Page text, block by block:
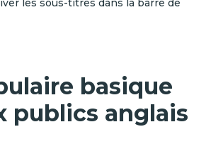
basique
publics anglais